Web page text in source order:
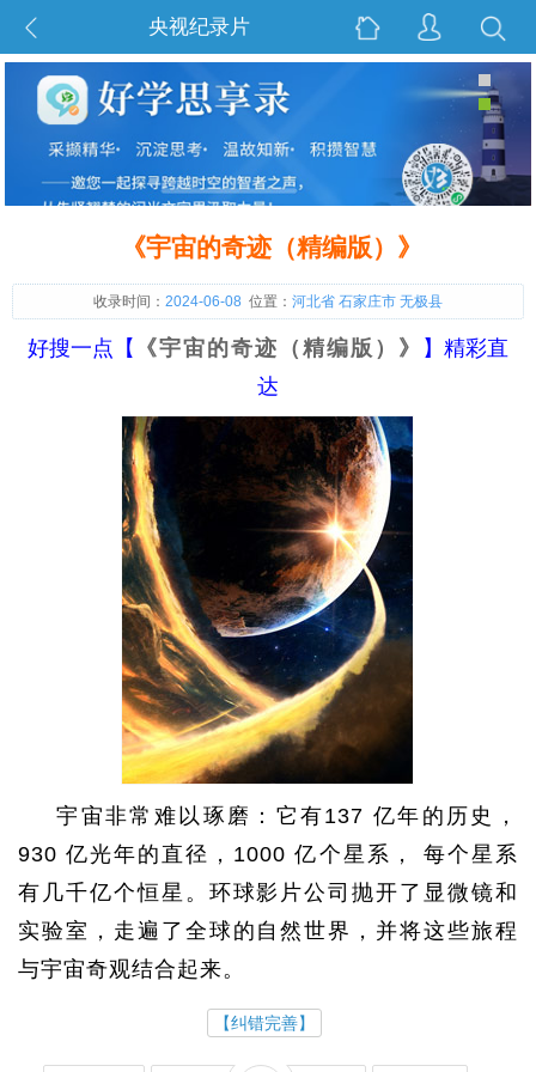
央视纪录片
《宇宙的奇迹（精编版）》
收录时间： 2024-06-08 位置： 河北省 石家庄市 无极县
好搜一点【 《宇宙的奇迹（精编版）》
】精彩直
达
宇宙非常难以琢磨：它有137 亿年的历史，
930 亿光年的直径，1000 亿个星系， 每个星系
有几千亿个恒星。环球影片公司抛开了显微镜和
实验室，走遍了全球的自然世界，并将这些旅程
与宇宙奇观结合起来。
【纠错完善】